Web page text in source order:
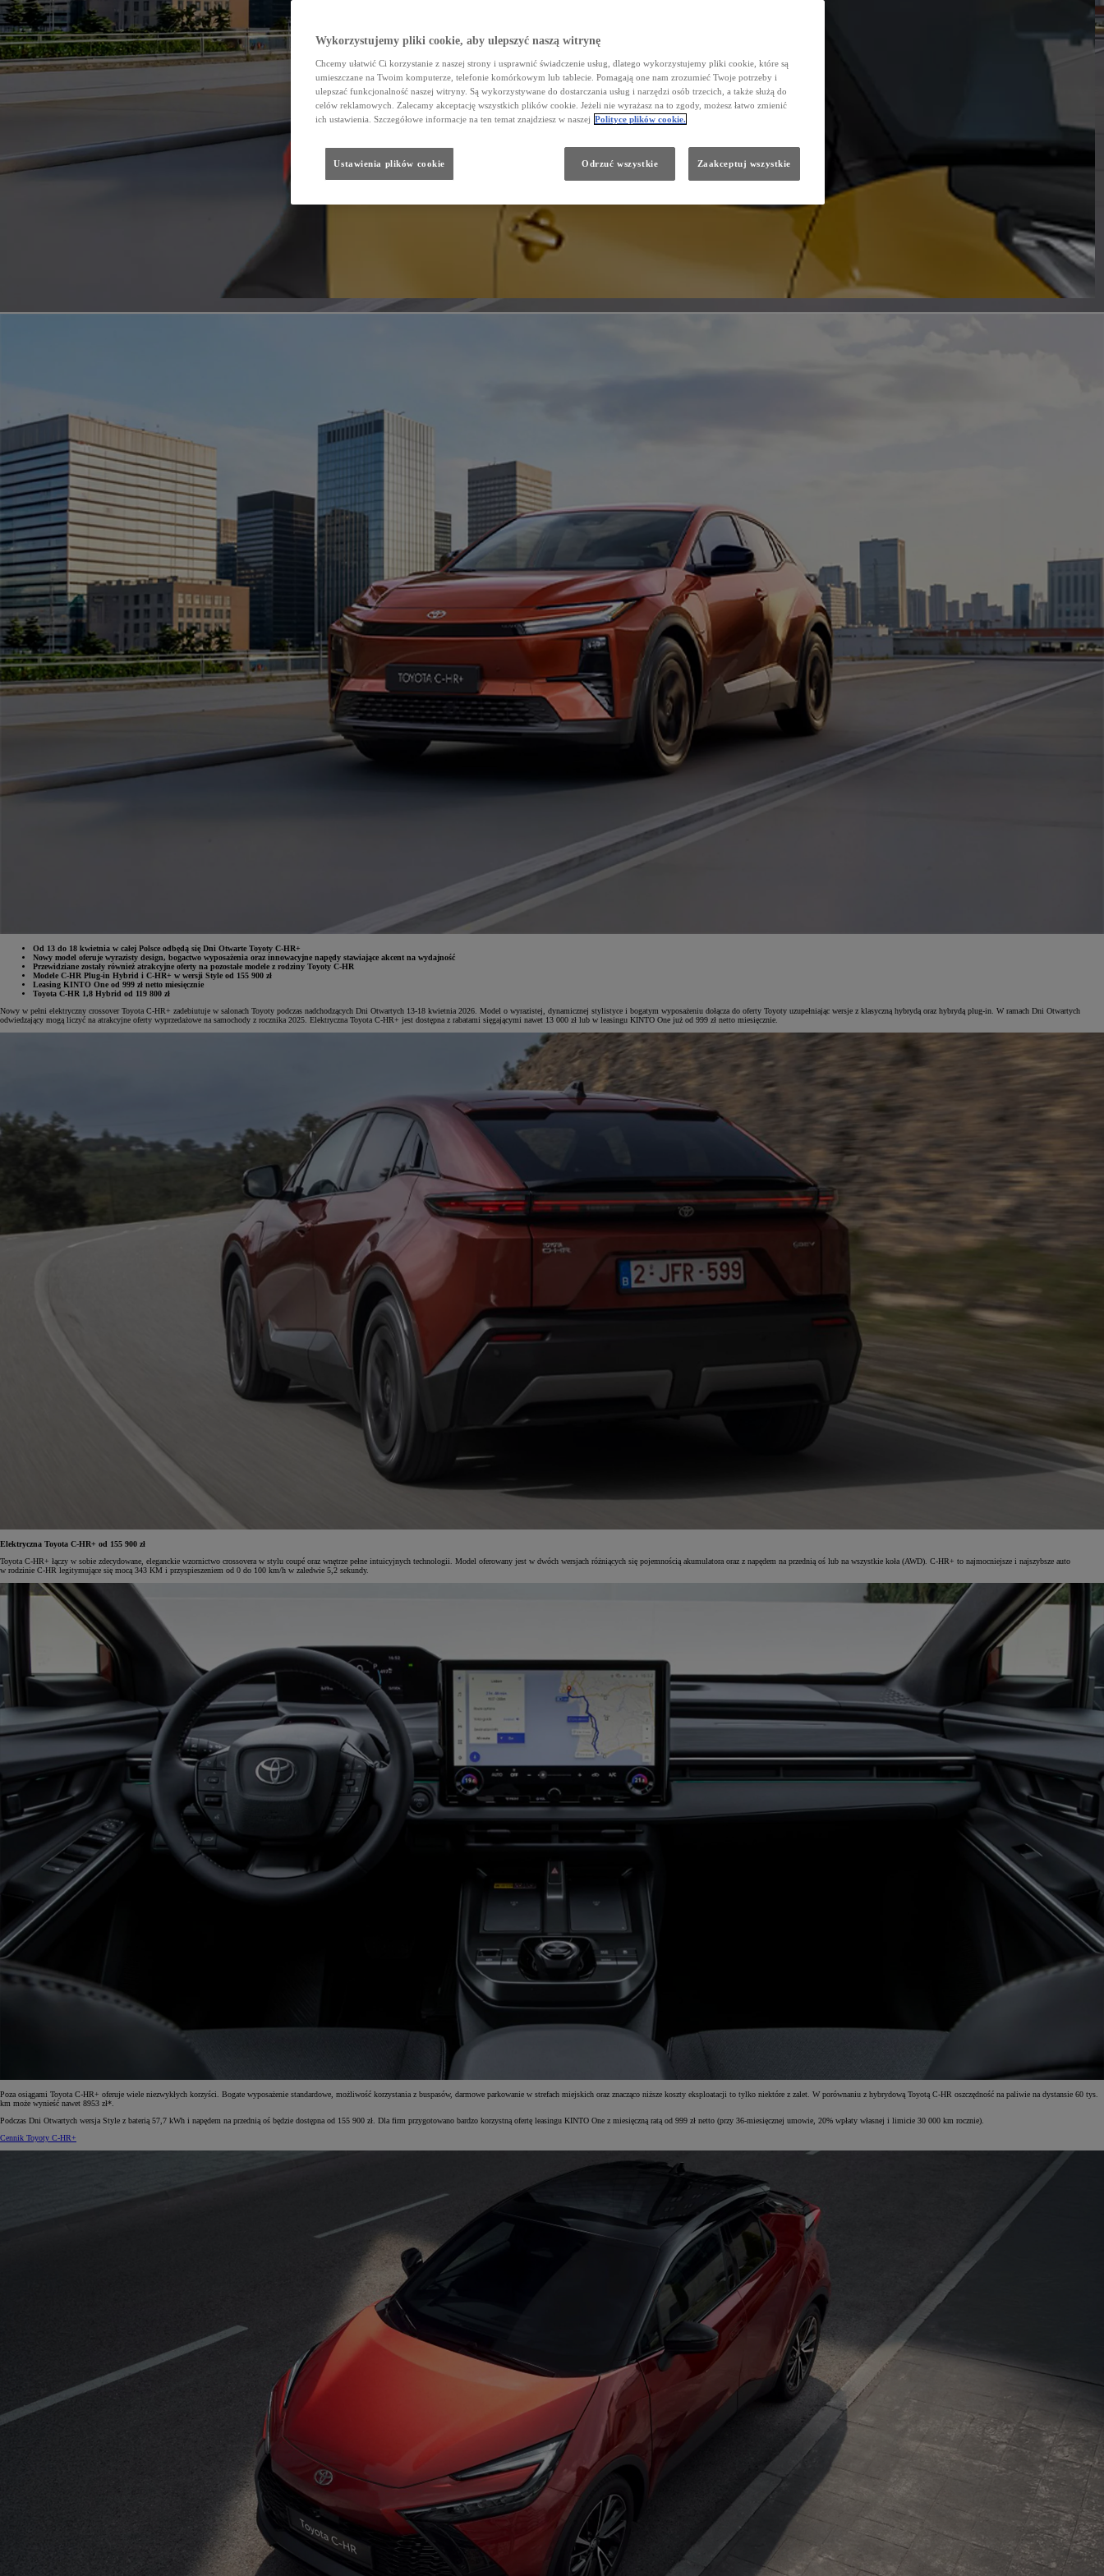
Od81 900 zł
Yaris Cross
HYBRID
Od 13 do 18 kwietnia w całej Polsce odbędą się Dni Otwarte Toyoty C-HR+
Nowy model oferuje wyrazisty design, bogactwo wyposażenia oraz innowacyjne napędy stawiające akcent na wydajność
Przewidziane zostały również atrakcyjne oferty na pozostałe modele z rodziny Toyoty C-HR
Modele C-HR Plug-in Hybrid i C-HR+ w wersji Style od 155 900 zł
Leasing KINTO One od 999 zł netto miesięcznie
Toyota C-HR 1,8 Hybrid od 119 800 zł
Nowy w pełni elektryczny crossover Toyota C-HR+ zadebiutuje w salonach Toyoty podczas nadchodzących Dni Otwartych 13-18 kwietnia 2026. Model o wyrazistej, dynamicznej stylistyce i bogatym wyposażeniu dołącza do oferty Toyoty uzupełniając wersje z klasyczną hybrydą oraz hybrydą plug-in. W ramach Dni Otwartych
odwiedzający mogą liczyć na atrakcyjne oferty wyprzedażowe na samochody z rocznika 2025. Elektryczna Toyota C-HR+ jest dostępna z rabatami sięgającymi nawet 13 000 zł lub w leasingu KINTO One już od 999 zł netto miesięcznie.
Elektryczna Toyota C-HR+ od 155 900 zł
Toyota C-HR+ łączy w sobie zdecydowane, eleganckie wzornictwo crossovera w stylu coupé oraz wnętrze pełne intuicyjnych technologii. Model oferowany jest w dwóch wersjach różniących się pojemnością akumulatora oraz z napędem na przednią oś lub na wszystkie koła (AWD). C-HR+ to najmocniejsze i najszybsze auto
w rodzinie C-HR legitymujące się mocą 343 KM i przyspieszeniem od 0 do 100 km/h w zaledwie 5,2 sekundy.
Poza osiągami Toyota C-HR+ oferuje wiele niezwykłych korzyści. Bogate wyposażenie standardowe, możliwość korzystania z buspasów, darmowe parkowanie w strefach miejskich oraz znacząco niższe koszty eksploatacji to tylko niektóre z zalet. W porównaniu z hybrydową Toyotą C-HR oszczędność na paliwie na dystansie 60 tys.
km może wynieść nawet 8953 zł*.
Podczas Dni Otwartych wersja Style z baterią 57,7 kWh i napędem na przednią oś będzie dostępna od 155 900 zł. Dla firm przygotowano bardzo korzystną ofertę leasingu KINTO One z miesięczną ratą od 999 zł netto (przy 36-miesięcznej umowie, 20% wpłaty własnej i limicie 30 000 km rocznie).
Cennik Toyoty C-HR+
Wykorzystujemy pliki cookie, aby ulepszyć naszą witrynę
Chcemy ułatwić Ci korzystanie z naszej strony i usprawnić świadczenie usług, dlatego wykorzystujemy pliki cookie, które są
umieszczane na Twoim komputerze, telefonie komórkowym lub tablecie. Pomagają one nam zrozumieć Twoje potrzeby i
ulepszać funkcjonalność naszej witryny. Są wykorzystywane do dostarczania usług i narzędzi osób trzecich, a także służą do
celów reklamowych. Zalecamy akceptację wszystkich plików cookie. Jeżeli nie wyrażasz na to zgody, możesz łatwo zmienić
ich ustawienia. Szczegółowe informacje na ten temat znajdziesz w naszej Polityce plików cookie.
Odrzuć wszystkie Zaakceptuj wszystkie
Ustawienia plików cookie